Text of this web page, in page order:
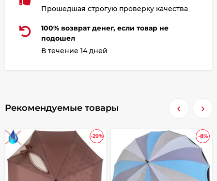
Прошедшая строгую проверку качества
100% возврат денег, если товар не
подошел
В течение 14 дней
Рекомендуемые товары
-29% -8%